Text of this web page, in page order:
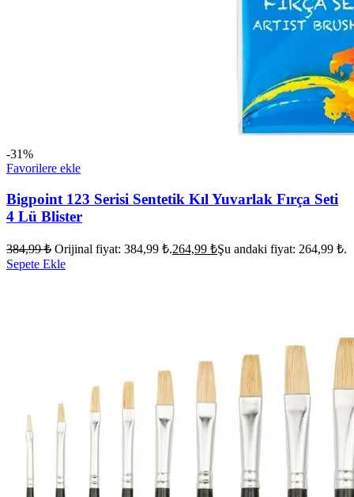
-31%
Favorilere ekle
Bigpoint 123 Serisi Sentetik Kıl Yuvarlak Fırça Seti
4 Lü Blister
384,99₺ Orijinal fiyat: 384,99 ₺.264,99 ₺Şu andaki fiyat: 264,99 ₺.
Sepete Ekle